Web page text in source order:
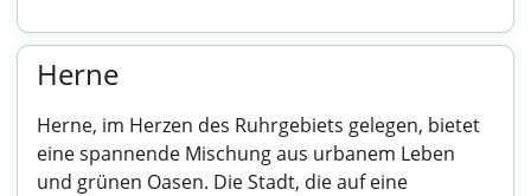
Herne
Herne, im Herzen des Ruhrgebiets gelegen, bietet
eine spannende Mischung aus urbanem Leben
und grünen Oasen. Die Stadt, die auf eine